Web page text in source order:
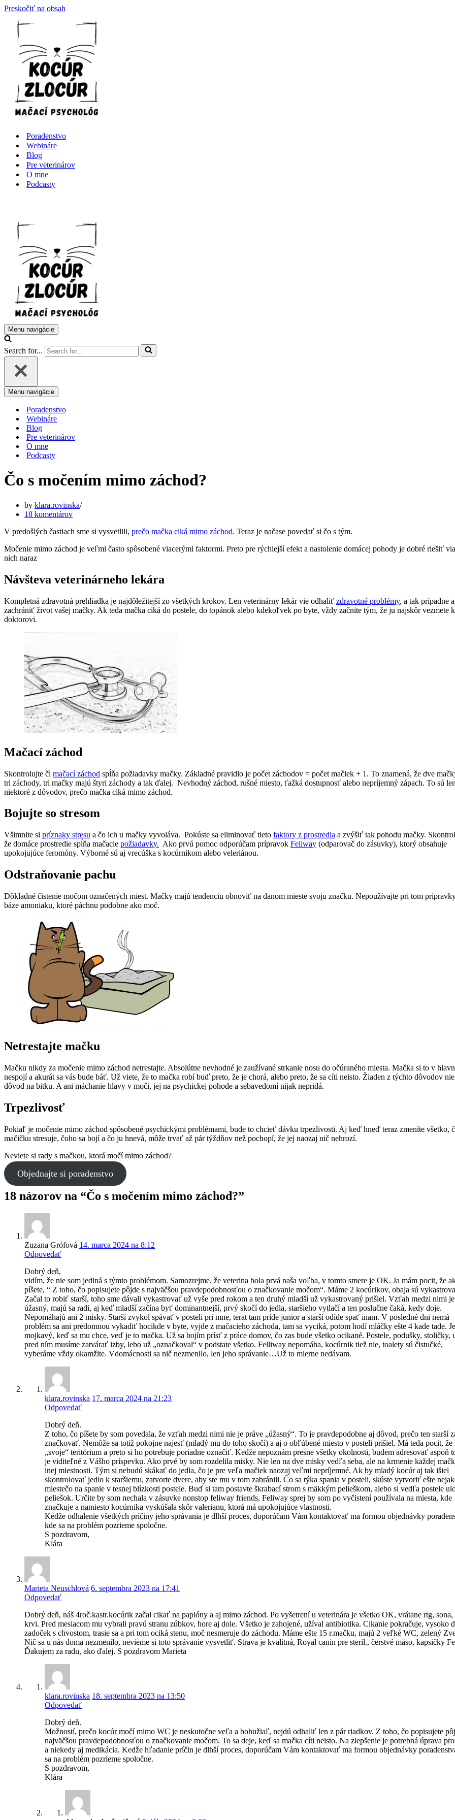
Preskočiť na obsah
Poradenstvo
Webináre
Blog
Pre veterinárov
O mne
Podcasty
Menu navigácie
Search for...
Menu navigácie
Poradenstvo
Webináre
Blog
Pre veterinárov
O mne
Podcasty
Čo s močením mimo záchod?
by klara.rovinska
18 komentárov
V predošlých častiach sme si vysvetlili, prečo mačka ciká mimo záchod. Teraz je načase povedať si čo s tým.
Močenie mimo záchod je veľmi často spôsobené viacerými faktormi. Preto pre rýchlejší efekt a nastolenie domácej pohody je dobré riešiť
nich naraz
Návšteva veterinárneho lekára
Kompletná zdravotná prehliadka je najdôležitejší zo všetkých krokov. Len veterinárny lekár vie odhaliť zdravotné problémy, a tak prípadne
zachrániť život vašej mačky. Ak teda mačka ciká do postele, do topánok alebo kdekoľvek po byte, vždy začnite tým, že ju najskôr vezmete k
doktorovi.
Mačací záchod
Skontrolujte či mačací záchod spĺňa požiadavky mačky. Základné pravidlo je počet záchodov = počet mačiek + 1. To znamená, že dve
tri záchody, tri mačky majú štyri záchody a tak ďalej. Nevhodný záchod, rušné miesto, ťažká dostupnosť alebo nepríjemný zápach. To sú len
niektoré z dôvodov, prečo mačka ciká mimo záchod.
Bojujte so stresom
Všimnite si príznaky stresu a čo ich u mačky vyvoláva. Pokúste sa eliminovať tieto faktory z prostredia a zvýšiť tak pohodu mačky.
že domáce prostredie spĺňa mačacie požiadavky. Ako prvú pomoc odporúčam prípravok Feliway (odparovač do zásuvky), ktorý obsahuje
upokojujúce feromóny. Výborné sú aj vrecúška s kocúrnikom alebo veleriánou.
Odstraňovanie pachu
Dôkladné čistenie močom označených miest. Mačky majú tendenciu obnoviť na danom mieste svoju značku. Nepoužívajte pri tom
báze amoniaku, ktoré páchnu podobne ako moč.
Netrestajte mačku
Mačku nikdy za močenie mimo záchod netrestajte. Absolútne nevhodné je zaužívané strkanie nosu do očúraného miesta. Mačka si to v
nespojí a akurát sa vás bude báť. Už viete, že to mačka robí buď preto, že je chorá, alebo preto, že sa cíti neisto. Žiaden z týchto dôvodov
dôvod na bitku. A ani máchanie hlavy v moči, jej na psychickej pohode a sebavedomí nijak nepridá.
Trpezlivosť
Pokiaľ je močenie mimo záchod spôsobené psychickými problémami, bude to chcieť dávku trpezlivosti. Aj keď hneď teraz zmeníte všetko,
mačičku stresuje, čoho sa bojí a čo ju hnevá, môže trvať až pár týždňov než pochopí, že jej naozaj nič nehrozí.
Neviete si rady s mačkou, ktorá močí mimo záchod?
Objednajte si poradenstvo
18 názorov na “Čo s močením mimo záchod?”
Zuzana Grófová 14. marca 2024 na 8:12
Odpovedať
Dobrý deň,
vidím, že nie som jediná s týmto problémom. Samozrejme, že veterina bola prvá naša voľba, v tomto smere je OK. Ja mám pocit, že
píšete, “ Z toho, čo popisujete pôjde s najväčšou pravdepodobnosťou o značkovanie močom“. Máme 2 kocúrikov, obaja sú
Začal to robiť starší, toho sme dávali vykastrovať už vyše pred rokom a ten druhý mladší už vykastrovaný prišiel. Vzťah medzi nimi je
úžasný, majú sa radi, aj keď mladší začína byť dominantnejší, prvý skočí do jedla, staršieho vytlačí a ten poslučne čaká, kedy doje.
Nepomáhajú ani 2 misky. Starší zvykol spávať v posteli pri mne, terat tam príde junior a starší odíde spať inam. V posledné dni nemá
problém sa ani predomnou vykadiť hocikde v byte, vyjde z mačacieho záchoda, tam sa vyciká, potom hodí mláčky ešte 4 kade tade. Je
mojkavý, keď sa mu chce, veď je to mačka. Už sa bojím prísť z práce domov, čo zas bude všetko ocikané. Postele, podušky, stoličky,
pred ním musíme zatvárať izby, lebo už „označkoval“ v podstate všetko. Felliway nepomáha, kocúrnik tiež nie, toalety sú čistučké,
vyberáme vždy okamžite. Vdomácnosti sa nič nezmenilo, len jeho správanie…Už to mierne nedávam.
klara.rovinska 17. marca 2024 na 21:23
Odpovedať
Dobrý deň.
Z toho, čo píšete by som povedala, že vzťah medzi nimi nie je práve „úžasný“. To je pravdepodobne aj dôvod, prečo ten starší
značkovať. Nemôže sa totiž pokojne najesť (mladý mu do toho skočí) a aj o obľúbené miesto v posteli prišiel. Má teda pocit, že
„svoje“ teritórium a preto si ho potrebuje poriadne označiť. Kedže nepoznám presne všetky okolnosti, budem adresovať aspoň
je viditeľné z Vášho príspevku. Ako prvé by som rozdelila misky. Nie len na dve misky vedľa seba, ale na krmenie každej
inej miestnosti. Tým si nebudú skákať do jedla, čo je pre veľa mačiek naozaj veľmi nepríjemné. Ak by mladý kocúr aj tak išiel
skontrolovať jedlo k staršiemu, zatvorte dvere, aby ste mu v tom zabránili. Čo sa týka spania v posteli, skúste vytvoriť ešte
miestečo na spanie v tesnej blízkosti postele. Buď si tam postavte škrabací strom s mäkkým pelieškom, alebo si vedľa postele
peliešok. Určite by som nechala v zásuvke nonstop feliway friends, Feliway sprej by som po vyčistení používala na miesta, kde
značkuje a namiesto kocúrnika vyskúšala skôr valerianu, ktorá má upokojujúce vlastnosti.
Kedže odhalenie všetkých príčiny jeho správania je dlhší proces, doporúčam Vám kontaktovať ma formou objednávky
kde sa na problém pozrieme spoločne.
S pozdravom,
Klára
Marieta Neuschlová 6. septembra 2023 na 17:41
Odpovedať
Dobrý deň, náš 4roč.kastr.kocúrik začal cikať na paplóny a aj mimo záchod. Po vyšetrení u veterinára je všetko OK, vrátane rtg, sona,
krvi. Pred mesiacom mu vybrali pravú stranu zúbkov, hore aj dole. Všetko je zahojené, užíval antibiotika. Cikanie pokračuje, vysoko
zadoček s chvostom, trasie sa a pri tom ociká stenu, moč nesmeruje do záchodu. Máme ešte 15 r.mačku, majú 2 veľké WC, zelený
Nič sa u nás doma nezmenilo, nevieme si toto správanie vysvetliť. Strava je kvalitná, Royal canin pre steril., čerstvé mäso, kapsičky
Ďakujem za radu, ako ďalej. S pozdravom Marieta
klara.rovinska 18. septembra 2023 na 13:50
Odpovedať
Dobrý deň.
Možností, prečo kocúr močí mimo WC je neskutočne veľa a bohužiaľ, nejdú odhaliť len z pár riadkov. Z toho, čo popisujete
najväčšou pravdepodobnosťou o značkovanie močom. To sa deje, keď sa mačka cíti neisto. Na zlepšenie je potrebná úprava
a niekedy aj medikácia. Kedže hľadanie príčin je dlhší proces, doporúčam Vám kontaktovať ma formou objednávky
sa na problém pozrieme spoločne.
S pozdravom,
Klára